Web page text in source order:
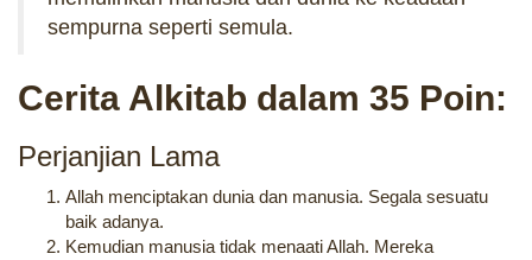
sempurna seperti semula.
Cerita Alkitab dalam 35 Poin:
Perjanjian Lama
Allah menciptakan dunia dan manusia. Segala sesuatu
baik adanya.
Kemudian manusia tidak menaati Allah. Mereka